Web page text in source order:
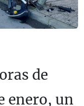
de
enero, un